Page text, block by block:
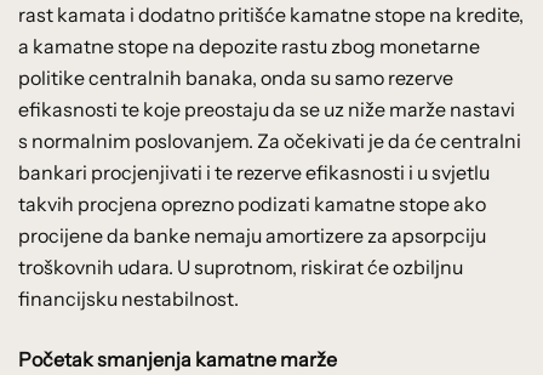
rast kamata i dodatno pritišće kamatne stope na kredite,
a kamatne stope na depozite rastu zbog monetarne
politike centralnih banaka, onda su samo rezerve
efikasnosti te koje preostaju da se uz niže marže nastavi
s normalnim poslovanjem. Za očekivati je da će centralni
bankari procjenjivati i te rezerve efikasnosti i u svjetlu
takvih procjena oprezno podizati kamatne stope ako
procijene da banke nemaju amortizere za apsorpciju
troškovnih udara. U suprotnom, riskirat će ozbiljnu
financijsku nestabilnost.
Početak smanjenja kamatne marže